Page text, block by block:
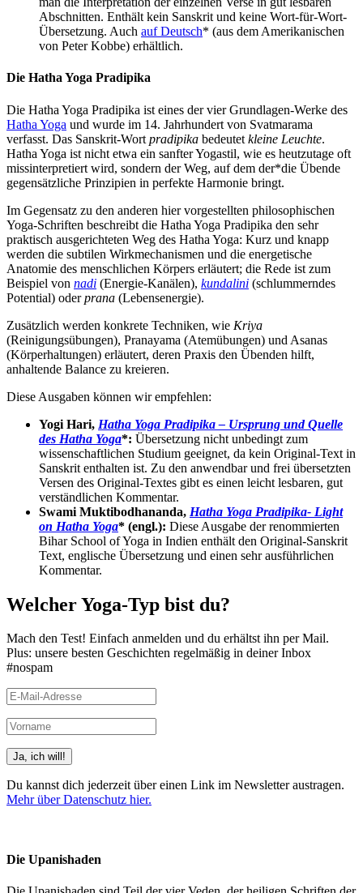
Abschnitten. Enthält kein Sanskrit und keine Wort-für-Wort-
Übersetzung. Auch auf Deutsch* (aus dem Amerikanischen
von Peter Kobbe) erhältlich.
Die Hatha Yoga Pradipika
Die Hatha Yoga Pradipika ist eines der vier Grundlagen-Werke des
Hatha Yoga und wurde im 14. Jahrhundert von Svatmarama
verfasst. Das Sanskrit-Wort pradipika bedeutet kleine Leuchte.
Hatha Yoga ist nicht etwa ein sanfter Yogastil, wie es heutzutage oft
missinterpretiert wird, sondern der Weg, auf dem der*die Übende
gegensätzliche Prinzipien in perfekte Harmonie bringt.
Im Gegensatz zu den anderen hier vorgestellten philosophischen
Yoga-Schriften beschreibt die Hatha Yoga Pradipika den sehr
praktisch ausgerichteten Weg des Hatha Yoga: Kurz und knapp
werden die subtilen Wirkmechanismen und die energetische
Anatomie des menschlichen Körpers erläutert; die Rede ist zum
Beispiel von nadi (Energie-Kanälen), kundalini (schlummerndes
Potential) oderprana (Lebensenergie).
Zusätzlich werden konkrete Techniken, wie Kriya
(Reinigungsübungen), Pranayama (Atemübungen) und Asanas
(Körperhaltungen) erläutert, deren Praxis den Übenden hilft,
anhaltende Balance zu kreieren.
Diese Ausgaben können wir empfehlen:
Yogi Hari, Hatha Yoga Pradipika – Ursprung und Quelle
des Hatha Yoga*: Übersetzung nicht unbedingt zum
wissenschaftlichen Studium geeignet, da kein Original-Text in
Sanskrit enthalten ist. Zu den anwendbar und frei übersetzten
Versen des Original-Textes gibt es einen leicht lesbaren, gut
verständlichen Kommentar.
Swami Muktibodhananda, Hatha Yoga Pradipika- Light
on Hatha Yoga* (engl.): Diese Ausgabe der renommierten
Bihar School of Yoga in Indien enthält den Original-Sanskrit
Text, englische Übersetzung und einen sehr ausführlichen
Kommentar.
Welcher Yoga-Typ bist du?
Mach den Test! Einfach anmelden und du erhältst ihn per Mail.
Plus: unsere besten Geschichten regelmäßig in deiner Inbox
#nospam
Du kannst dich jederzeit über einen Link im Newsletter austragen.
Mehr über Datenschutz hier.
Die Upanishaden